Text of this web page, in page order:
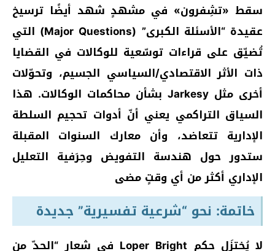
سقط «تشِفرون» في مشهدٍ شهد أيضًا ترسيخ
عقيدة “الأسئلة الكبرى” (Major Questions) التي
تُضيّق على قراءات توسّعية للوكالات في القضايا
ذات الأثر الاقتصادي/السياسي الجسيم، وتحوّلات
أخرى مثل Jarkesy بشأن محاكمات الوكالات. هذا
السياق التراكمي يعني أنّ أدوات تحجيم السلطة
الإدارية تتعاضد، وأن معارك السنوات المقبلة
ستدور حول هندسة التفويض وحِرَفية التعليل
الإداري أكثر من أي وقتٍ مضى
خاتمة: نحو “شرعية تفسيرية” جديدة
لا يُختزَل حكم Loper Bright في شعار “الحدّ من